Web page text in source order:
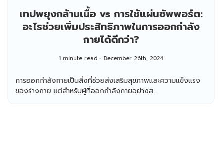
เทปพยุงกล้ามเนื้อ vs การใช้แผ่นซัพพอร์ต:
อะไรช่วยเพิ่มประสิทธิภาพในการออกกำลัง
กายได้ดีกว่า?
1 minute read December 26th, 2024
การออกกำลังกายเป็นสิ่งที่ช่วยส่งเสริมสุขภาพและความแข็งแรง
ของร่างกาย แต่สำหรับผู้ที่ออกกำลังกายอย่างส...